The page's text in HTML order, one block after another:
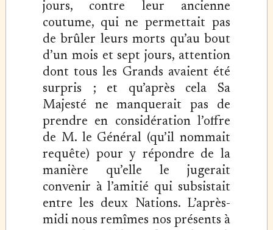
jours, contre leur ancienne
coutume, qui ne permettait pas
de brûler leurs morts qu’au bout
d’un mois et sept jours, attention
dont tous les Grands avaient été
surpris ; et qu’après cela Sa
Majesté ne manquerait pas de
prendre en considération l’offre
de M. le Général (qu’il nommait
requête) pour y répondre de la
manière qu’elle le jugerait
convenir à l’amitié qui subsistait
entre les deux Nations. L’après-
midi nous remîmes nos présents à